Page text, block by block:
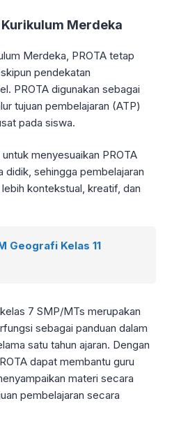
Kurikulum Merdeka
Merdeka, PROTA tetap
pendekatan
PROTA digunakan sebagai
tujuan pembelajaran (ATP)
pada siswa.
menyesuaikan PROTA
didik, sehingga pembelajaran
kontekstual, kreatif, dan
Geografi Kelas 11
7 SMP/MTs merupakan
sebagai panduan dalam
satu tahun ajaran. Dengan
dapat membantu guru
materi secara
pembelajaran secara